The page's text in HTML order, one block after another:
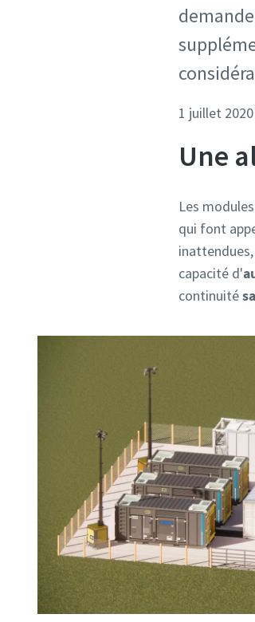
1 juillet 2020
Une
Les
qui font
capacité d'
continuité